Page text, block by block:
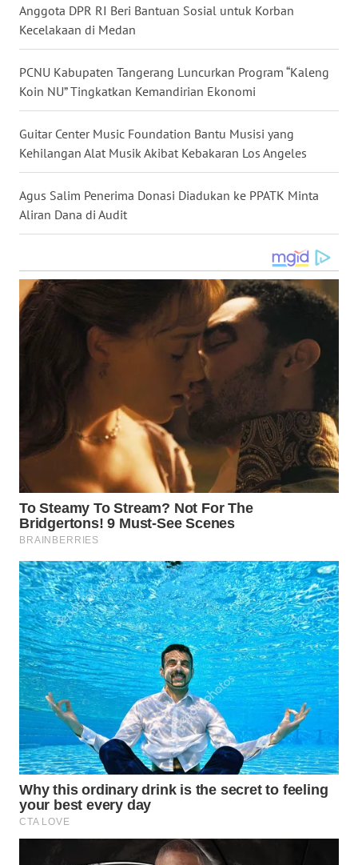
Anggota DPR RI Beri Bantuan Sosial untuk Korban
Kecelakaan di Medan
PCNU Kabupaten Tangerang Luncurkan Program “Kaleng
Koin NU” Tingkatkan Kemandirian Ekonomi
Guitar Center Music Foundation Bantu Musisi yang
Kehilangan Alat Musik Akibat Kebakaran Los Angeles
Agus Salim Penerima Donasi Diadukan ke PPATK Minta
Aliran Dana di Audit
WN
NUSANTARA
WN
JOGJA
WN
JATIM
WN
BALI
KALBAR
KALTARA
KALSEL
WN
KALTIM
SULSEL
WN
GORONTALO
WN
SULUT
WN
MALUKU
WN
MALUT